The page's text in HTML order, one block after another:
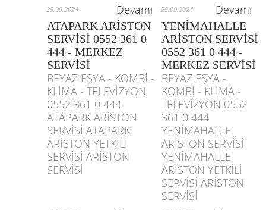
25.09.2024 Devamı 25.09.2024 Devamı
ATAPARK ARİSTON
SERVİSİ 0552 361 0
444 - MERKEZ
SERVİSİ
YENİMAHALLE
ARİSTON SERVİSİ
0552 361 0 444 -
MERKEZ SERVİSİ
BEYAZ EŞYA - KOMBİ -
KLİMA - TELEVİZYON
0552 361 0 444
ATAPARK ARİSTON
SERVİSİ ATAPARK
ARİSTON YETKİLİ
SERVİSİ ARİSTON
SERVİSİ
BEYAZ EŞYA -
KOMBİ - KLİMA -
TELEVİZYON 0552
361 0 444
YENİMAHALLE
ARİSTON SERVİSİ
YENİMAHALLE
ARİSTON YETKİLİ
SERVİSİ ARİSTON
SERVİSİ